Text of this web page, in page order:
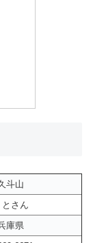
斗山
とさん
庫県